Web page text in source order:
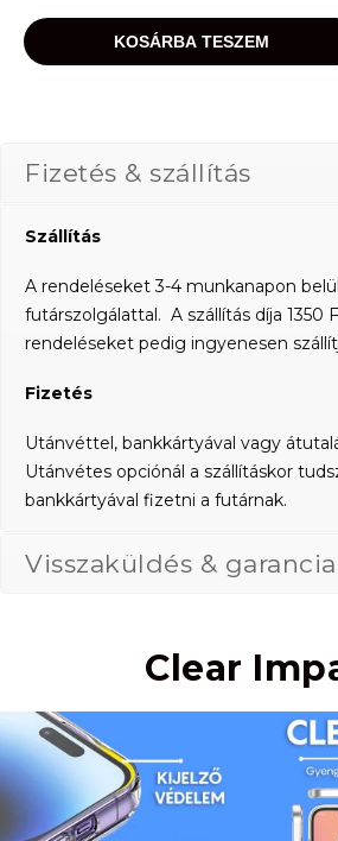
KOSÁRBA TESZEM
Fizetés & szállítás
Szállítás
A rendeléseket 3-4 munkanapon
futárszolgálattal. A szállítás díja 1350
rendeléseket pedig ingyenesen
Fizetés
Utánvéttel, bankkártyával vagy
Utánvétes opciónál a szállításkor
bankkártyával fizetni a futárnak.
Visszaküldés & garancia
Clear